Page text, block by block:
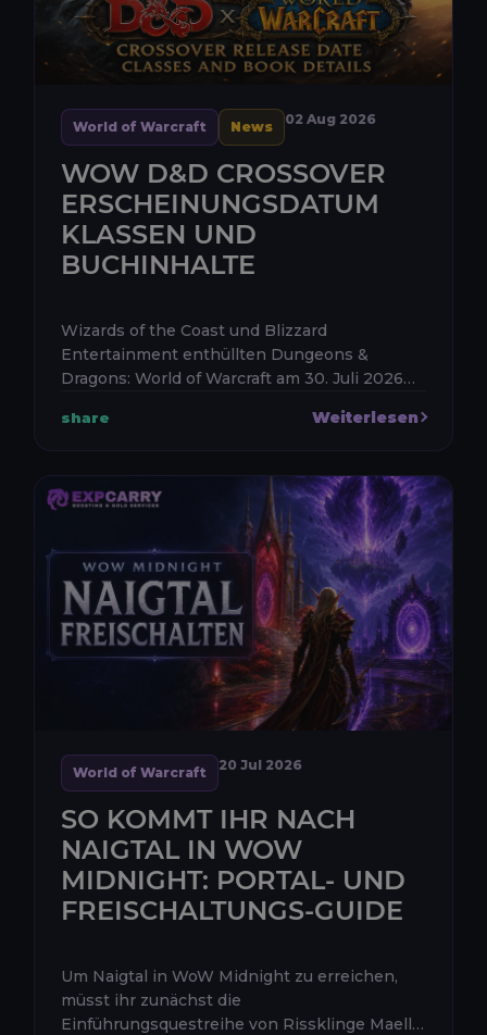
World of Warcraft News 02 Aug 2026
WOW D&D CROSSOVER
ERSCHEINUNGSDATUM
KLASSEN UND
BUCHINHALTE
Wizards of the Coast und Blizzard
Entertainment enthüllten Dungeons &
Dragons: World of Warcraft am 30. Juli 2026
angekündigte Veröffentlichung der neuen
Crossove...
share Weiterlesen
World of Warcraft 20 Jul 2026
SO KOMMT IHR NACH
NAIGTAL IN WOW
MIDNIGHT: PORTAL- UND
FREISCHALTUNGS-GUIDE
Um Naigtal in WoW Midnight zu erreichen,
müsst ihr zunächst die
Einführungsquestreihe von Rissklinge Maella